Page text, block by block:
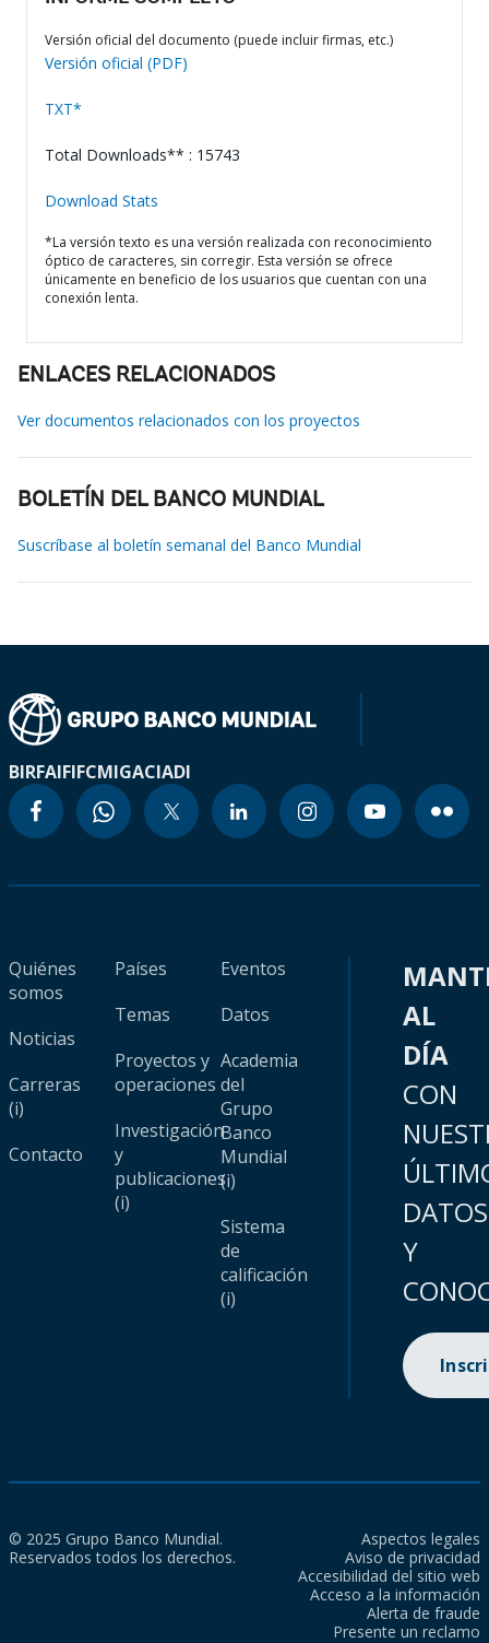
Versión oficial del documento (puede incluir firmas, etc.)
Versión oficial (PDF)
TXT*
Total Downloads** : 15743
Download Stats
*La versión texto es una versión realizada con reconocimiento
óptico de caracteres, sin corregir. Esta versión se ofrece
únicamente en beneficio de los usuarios que cuentan con una
conexión lenta.
ENLACES RELACIONADOS
Ver documentos relacionados con los proyectos
BOLETÍN DEL BANCO MUNDIAL
Suscríbase al boletín semanal del Banco Mundial
BIRFAIFIFCMIGACIADI
Quiénes
somos
Noticias
Carreras
(i)
Contacto
Países
Temas
Proyectos y
operaciones
Investigación
y
publicaciones
(i)
Eventos
Datos
Academia
del
Grupo
Banco
Mundial
(i)
Sistema
de
calificación
(i)
AL
DÍA
CON
DATOS
Y
© 2025 Grupo Banco Mundial.
Reservados todos los derechos.
Aspectos legales
Aviso de privacidad
Accesibilidad del sitio web
Acceso a la información
Alerta de fraude
Presente un reclamo